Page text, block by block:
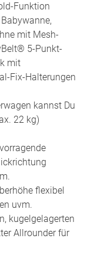
Funktion
mit Mesh-
5-Punkt-
mit
Fix-Halterungen
kannst Du
22 kg)
flexibel
uvm.
kugelgelagerten
Allrounder für